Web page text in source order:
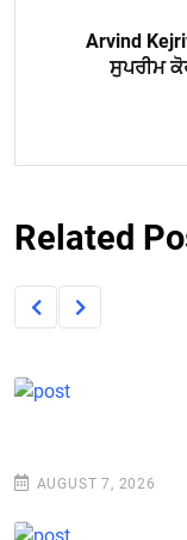
Arvind
ਸੁਪਰੀਮ
Related
AUGUST 7, 2026